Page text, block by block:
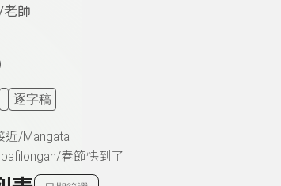
老師
逐字稿
近/Mangata
春節快到了